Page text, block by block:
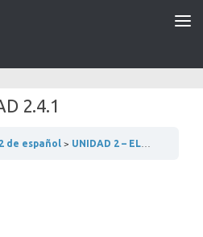
2.4.1
de español UNIDAD 2 – ELEMENTOS Y TAREAS DE LA CASA